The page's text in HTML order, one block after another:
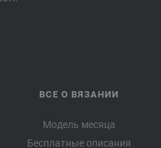
ВСЕ О ВЯЗАНИИ
Модель месяца
Бесплатные описания